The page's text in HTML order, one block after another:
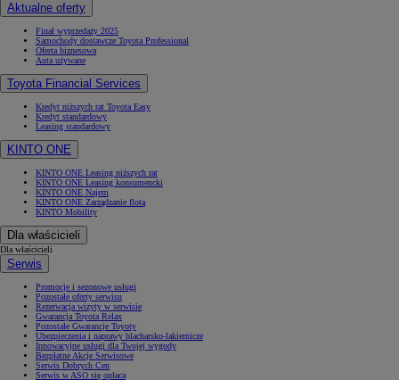
Aktualne oferty
Finał wyprzedaży 2025
Samochody dostawcze Toyota Professional
Oferta biznesowa
Auta używane
Toyota Financial Services
Kredyt niższych rat Toyota Easy
Kredyt standardowy
Leasing standardowy
KINTO ONE
KINTO ONE Leasing niższych rat
KINTO ONE Leasing konsumencki
KINTO ONE Najem
KINTO ONE Zarządzanie flotą
KINTO Mobility
Dla właścicieli
Dla właścicieli
Serwis
Promocje i sezonowe usługi
Pozostałe oferty serwisu
Rezerwacja wizyty w serwisie
Gwarancja Toyota Relax
Pozostałe Gwarancje Toyoty
Ubezpieczenia i naprawy blacharsko-lakiernicze
Innowacyjne usługi dla Twojej wygody
Bezpłatne Akcje Serwisowe
Serwis Dobrych Cen
Serwis w ASO się opłaca